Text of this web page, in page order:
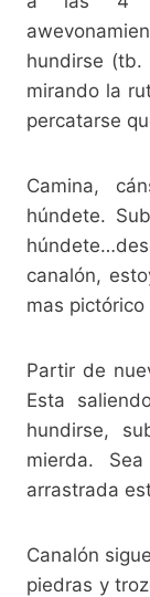
hundirse (tb.
mirando la
percatarse
Camina,
húndete.
canalón,
mas
Partir de
Esta
hundirse,
mierda.
arrastrada
Canalón
piedras y